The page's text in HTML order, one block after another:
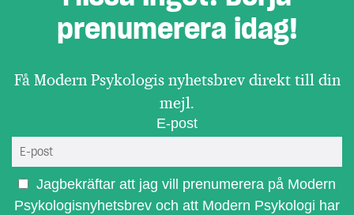
prenumerera idag!
Få Modern Psykologis nyhetsbrev direkt till din
mejl.
E-post
Jagbekräftar att jag vill prenumerera på Modern
Psykologisnyhetsbrev och att Modern Psykologi har